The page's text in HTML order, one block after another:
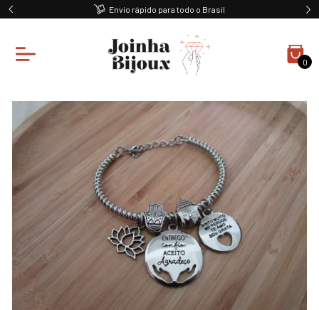
Ganhe 10% off na primeira compra
0